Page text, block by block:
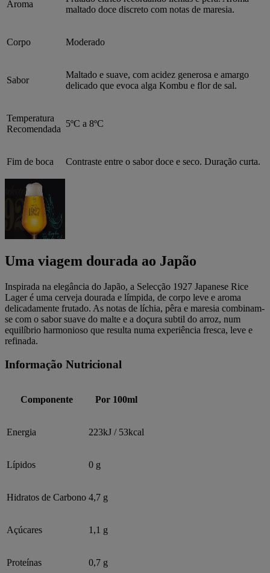
Aroma
maltado doce discreto com notas de maresia.
Corpo Moderado
Sabor
Maltado e suave, com acidez generosa e amargo
delicado que evoca alga Kombu e flor de sal.
Temperatura
Recomendada
5ºC a 8ºC
Fim de boca Contraste entre o sabor doce e seco. Duração curta.
Uma viagem dourada ao Japão
Inspirada na elegância do Japão, a Selecção 1927 Japanese Rice
Lager é uma cerveja dourada e límpida, de corpo leve e aroma
delicadamente frutado. As notas de líchia, pêra e maresia combinam-
se com o sabor suave do malte e a doçura subtil do arroz, num
equilíbrio harmonioso que resulta numa experiência fresca, leve e
refinada.
Informação Nutricional
Componente Por 100ml
Energia 223kJ / 53kcal
Lípidos 0 g
Hidratos de Carbono 4,7 g
Açúcares 1,1 g
Proteínas 0,7 g